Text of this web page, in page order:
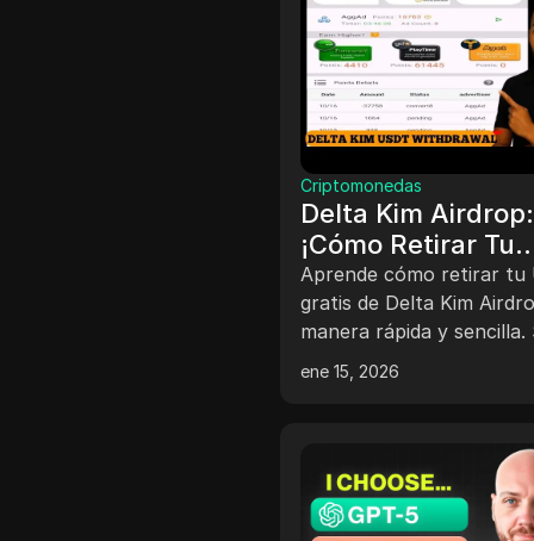
generar ingresos desde
Criptomonedas
Delta Kim Airdrop:
¡Cómo Retirar Tu
USDT Gratis al
Instante!
Aprende cómo retirar tu
gratis de Delta Kim
manera rápida y sencilla. Sigue
nuestros pasos y
ganar hoy mismo.
ene 15, 2026